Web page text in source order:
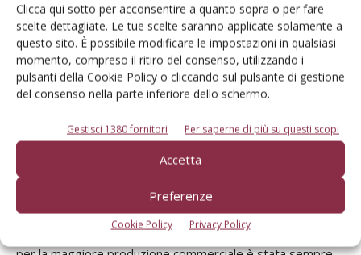
Clicca qui sotto per acconsentire a quanto sopra o per fare
scelte dettagliate. Le tue scelte saranno applicate solamente a
questo sito. È possibile modificare le impostazioni in qualsiasi
momento, compreso il ritiro del consenso, utilizzando i
pulsanti della Cookie Policy o cliccando sul pulsante di gestione
del consenso nella parte inferiore dello schermo.
Gestisci 1380 fornitori Per saperne di più su questi scopi
Accetta
Preferenze
Cookie Policy Privacy Policy
Marinbella, interessante per precocità e produttività
In tutte le annate considerate la varietà che si è distinta